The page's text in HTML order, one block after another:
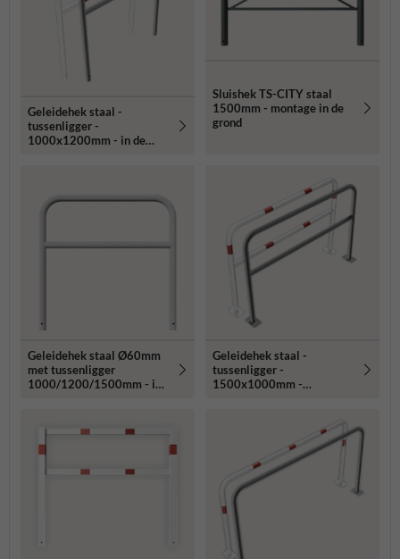
Geleidehek staal -
tussenligger -
1000x1200mm - in de
Sluishek TS-CITY staal
1500mm - montage in de
grond
Geleidehek staal Ø60mm
met tussenligger
1000/1200/1500mm - in
Geleidehek staal -
tussenligger -
1500x1000mm -